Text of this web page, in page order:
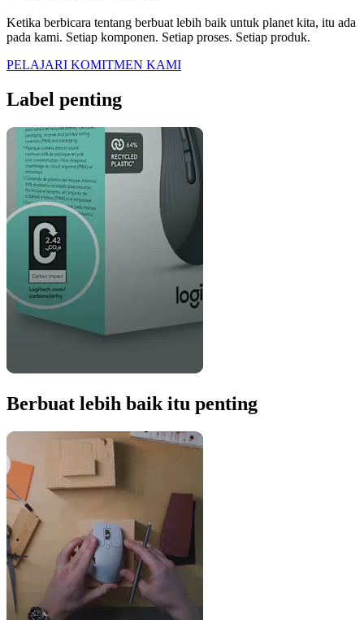
Ketika berbicara tentang berbuat lebih baik untuk planet kita, itu ada
pada kami. Setiap komponen. Setiap proses. Setiap produk.
PELAJARI KOMITMEN KAMI
Label penting
Berbuat lebih baik itu penting